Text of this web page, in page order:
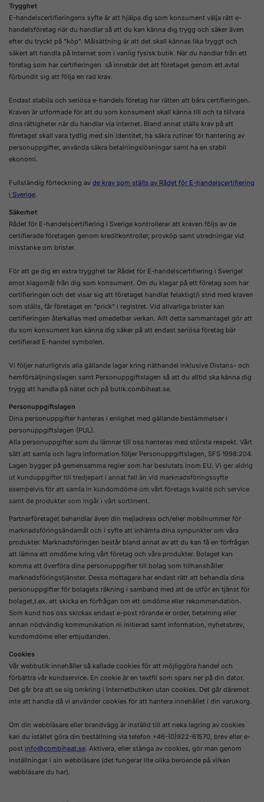
Trygghet
E-handelscertifieringens syfte är att hjälpa dig som konsument välja rätt e-
handelsföretag när du handlar så att du kan känna dig trygg och säker även
efter du tryckt på "köp". Målsättning är att det skall kännas lika tryggt och
säkert att handla på Internet som i vanlig fysisk butik. När du handlar från ett
företag som har certifieringen så innebär det att företaget genom ett avtal
förbundit sig att följa en rad krav.
Endast stabila och seriösa e-handels företag har rätten att bära certifieringen.
Kraven är utformade för att du som konsument skall känna till och ta tillvara
dina rättigheter när du handlar via internet. Bland annat ställs krav på att
företaget skall vara tydlig med sin identitet, ha säkra rutiner för hantering av
personuppgifter, använda säkra betalningslösningar samt ha en stabil
ekonomi.
Fullständig förteckning av de krav som ställs av Rådet för E-handelscertifiering
i Sverige.
Säkerhet
Rådet för E-handelscertifiering i Sverige kontrollerar att kraven följs av de
certifierade företagen genom kreditkontroller, provköp samt utredningar vid
misstanke om brister.
För att ge dig en extra trygghet tar Rådet för E-handelscertifiering i Sverigel
emot klagomål från dig som konsument. Om du klagar på ett företag som har
certifieringen och det visar sig att företaget handlat felaktigt/i strid med kraven
som ställs, får företaget en "prick" i registret. Vid allvarliga brister kan
certifieringen återkallas med omedelbar verkan. Allt detta sammantaget gör att
du som konsument kan känna dig säker på att endast seriösa företag bär
certifierad E-handel symbolen.
Vi följer naturligtvis alla gällande lagar kring näthandel inklusive Distans- och
hemförsäljningslagen samt Personuppgiftslagen så att du alltid ska känna dig
trygg att handla på nätet och på butik.combiheat.se.
Personuppgiftslagen
Dina personuppgifter hanteras i enlighet med gällande bestämmelser i
personuppgiftslagen (PUL).
Alla personuppgifter som du lämnar till oss hanteras med största respekt. Vårt
sätt att samla och lagra information följer Personuppgiftslagen, SFS 1998:204.
Lagen bygger på gemensamma regler som har beslutats inom EU. Vi ger aldrig
ut kunduppgifter till tredjepart i annat fall än vid marknadsföringssyfte
exempelvis för att samla in kundomdöme om vårt företags kvalité och service
samt de produkter som ingår i vårt sortiment.
Partnerföretaget behandlar även din mejladress och/eller mobilnummer för
marknadsföringsändamål och i syfte att inhämta dina synpunkter om våra
produkter. Marknadsföringen består bland annat av att du kan få en förfrågan
att lämna ett omdöme kring vårt företag och våra produkter. Bolaget kan
komma att överföra dina personuppgifter till bolag som tillhanshåller
marknadsföringstjänster. Dessa mottagare har endast rätt att behandla dina
personuppgifter för bolagets räkning i samband med att de utför en tjänst för
bolaget,t.ex. att skicka en förfrågan om ett omdöme eller rekommendation.
Som kund hos oss skickas endast e-post rörande er order, betalning eller
annan nödvändig kommunikation ni initierad samt information, nyhetsbrev,
kundomdöme eller erbjudanden.
Cookies
Vår webbutik innehåller så kallade cookies för att möjliggöra handel och
förbättra vår kundservice. En cookie är en textfil som spars ner på din dator.
Det går bra att se sig omkring i Internetbutiken utan cookies. Det går däremot
inte att handla då vi använder cookies för att hantera innehållet i din varukorg.
Om din webbläsare eller brandvägg är inställd till att neka lagring av cookies
kan du istället göra din beställning via telefon +46-(0)922-61570, brev eller e-
post info@combiheat.se. Aktivera, eller stänga av cookies, gör man genom
inställningar i sin webbläsare (det fungerar lite olika beroende på vilken
webbläsare du har).